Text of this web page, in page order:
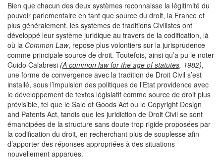
Bien que chacun des deux systèmes reconnaisse la légitimité du
pouvoir parlementaire en tant que source du droit, la France et
plus généralement, les systèmes de traditions Civilistes ont
développé leur système juridique au travers de la codification, là
où la Common Law, repose plus volontiers sur la jurisprudence
comme principale source de droit. Toutefois, ainsi qu’a pu le noter
Guido Calabresi (A common law for the age of statutes, 1982),
une forme de convergence avec la tradition de Droit Civil s’est
installé, sous l’impulsion des politiques de l’Etat providence avec
le développement de textes législatif comme source de droit plus
prévisible, tel que le Sale of Goods Act ou le Copyright Design
and Patents Act, tandis que les juridiction de Droit Civil se sont
émancipées de la structure sans doute trop rigide proposées par
la codification du droit, en recherchant plus de souplesse afin
d’apporter des réponses appropriées à des situations
nouvellement apparues.